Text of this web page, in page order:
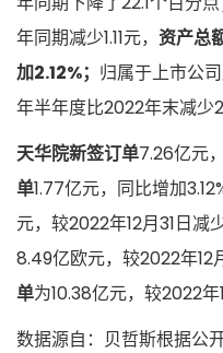
年同期减少1.11元， 资产总
加2.12%； 归属于上市公
年半年度比2022年末减少
天华院新签订单7.26亿元
单1.77亿元，同比增加
元，较2022年12月31日减
8.49亿欧元，较2022年12
单为10.38亿元，较2022年
数据源自：贝哲斯根据公